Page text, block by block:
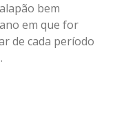
bem
em que for
de cada período